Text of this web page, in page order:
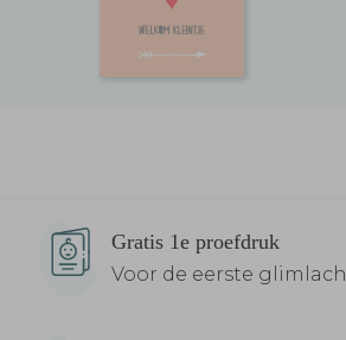
Verzendservice
Gratis 1e proefdruk
Voor de eerste glimlach